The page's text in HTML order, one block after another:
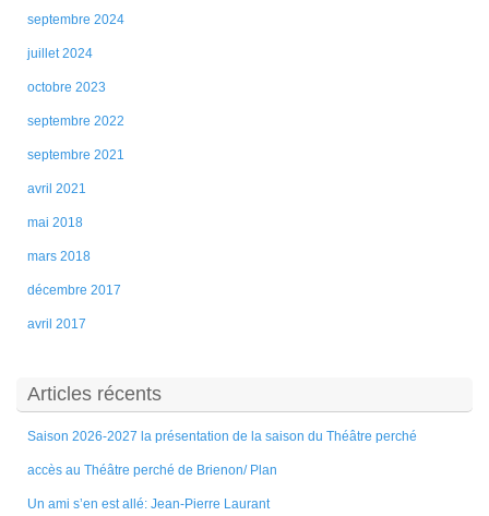
septembre 2024
juillet 2024
octobre 2023
septembre 2022
septembre 2021
avril 2021
mai 2018
mars 2018
décembre 2017
avril 2017
Articles récents
Saison 2026-2027 la présentation de la saison du Théâtre perché
accès au Théâtre perché de Brienon/ Plan
Un ami s’en est allé: Jean-Pierre Laurant